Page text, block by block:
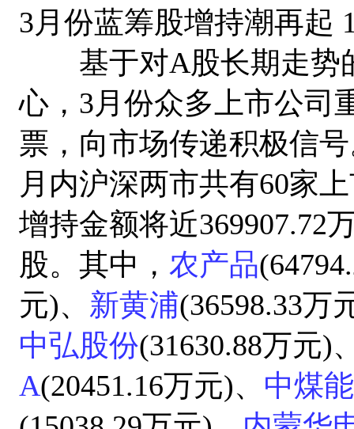
3月份蓝筹股增持潮再起
基于对A股长期走势
心，3月份众多上市公司
票，向市场传递积极信
月内沪深两市共有60家
增持金额将近369907.72
股。其中， 农产品
元)、 新黄浦(36598.33万
中弘股份(31630.88万元)
A(20451.16万元)、 中煤